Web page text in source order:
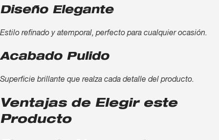
Diseño Elegante
Estilo refinado y atemporal, perfecto para cualquier ocasión.
Acabado Pulido
Superficie brillante que realza cada detalle del producto.
Ventajas de Elegir este
Producto